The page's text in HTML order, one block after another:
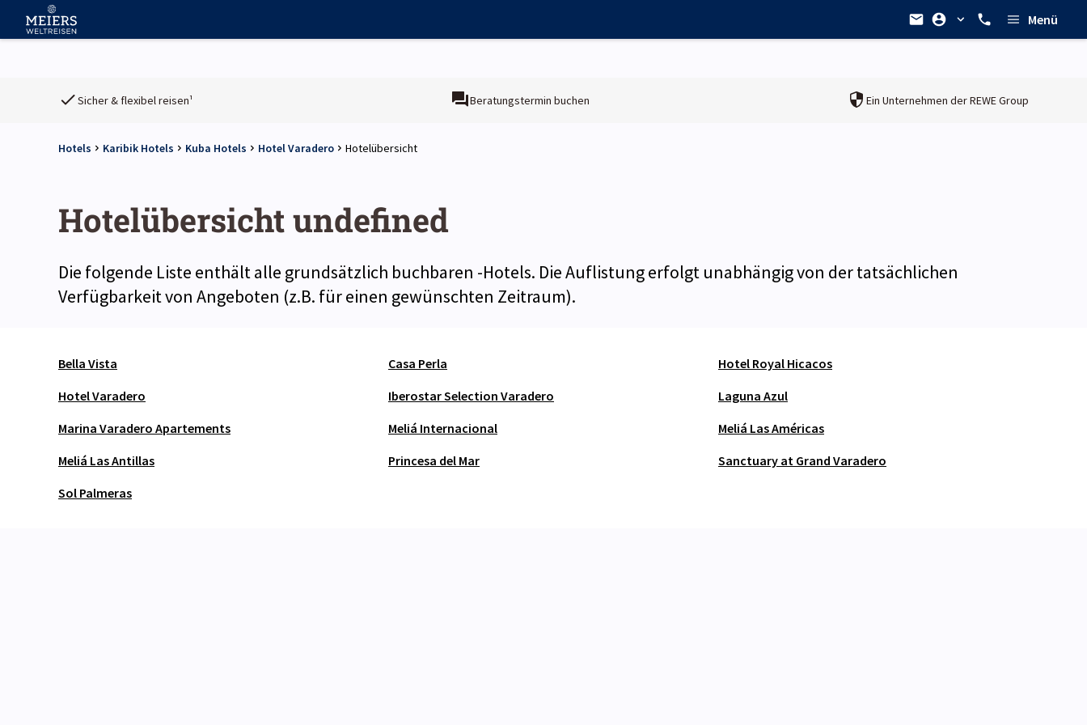
Menü
Sicher & flexibel reisen¹ Beratungstermin buchen Ein Unternehmen derREWE Group
Hotels Karibik Hotels Kuba Hotels Hotel Varadero Hotelübersicht
Hotelübersicht undefined
Die folgende Liste enthält alle grundsätzlich buchbaren -Hotels. Die Auflistung erfolgt unabhängig von der tatsächlichen
Verfügbarkeit von Angeboten (z.B. für einen gewünschten Zeitraum).
Bella Vista Casa Perla
Hotel Royal Hicacos
Hotel Varadero
Iberostar Selection Varadero
Laguna Azul
Marina Varadero Apartements
Meliá Internacional
Meliá Las Américas
Meliá Las Antillas
Princesa del Mar
Sanctuary at Grand Varadero
Sol Palmeras